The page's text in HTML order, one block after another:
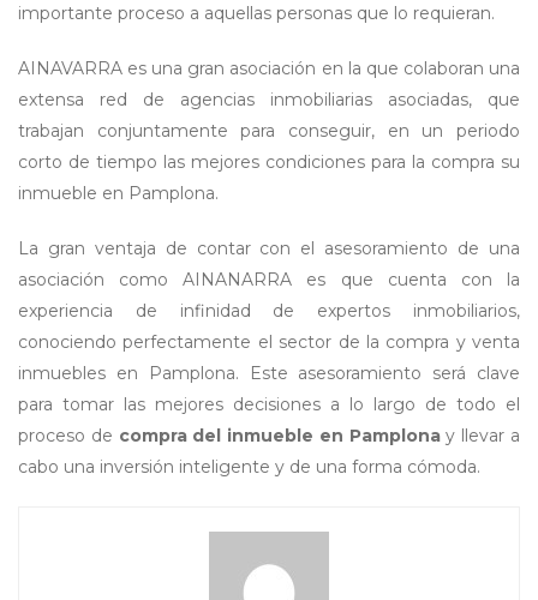
importante proceso a aquellas personas que lo requieran.
AINAVARRA es una gran asociación en la que colaboran una
extensa red de agencias inmobiliarias asociadas, que
trabajan conjuntamente para conseguir, en un periodo
corto de tiempo las mejores condiciones para la compra su
inmueble en Pamplona.
La gran ventaja de contar con el asesoramiento de una
asociación como AINANARRA es que cuenta con la
experiencia de infinidad de expertos inmobiliarios,
conociendo perfectamente el sector de la compra y venta
inmuebles en Pamplona. Este asesoramiento será clave
para tomar las mejores decisiones a lo largo de todo el
proceso de compra del inmueble en Pamplonay llevar a
cabo una inversión inteligente y de una forma cómoda.